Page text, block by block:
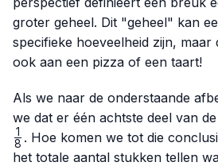
groter geheel. Dit "geheel" kan
specifieke hoeveelheid zijn, maar
ook aan een pizza of een taart!
Als we naar de onderstaande
we dat er één achtste deel van
8
1 . Hoe komen we tot die
het totale aantal stukken tellen